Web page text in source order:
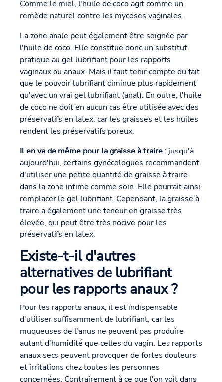
Comme le miel, l'huile de coco agit comme un
remède naturel contre les mycoses vaginales.
La zone anale peut également être soignée par
l'huile de coco. Elle constitue donc un substitut
pratique au gel lubrifiant pour les rapports
vaginaux ou anaux. Mais il faut tenir compte du fait
que le pouvoir lubrifiant diminue plus rapidement
qu'avec un vrai gel lubrifiant (anal). En outre, l'huile
de coco ne doit en aucun cas être utilisée avec des
préservatifs en latex, car les graisses et les huiles
rendent les préservatifs poreux.
Il en va de même pour la graisse à traire : jusqu'à
aujourd'hui, certains gynécologues recommandent
d'utiliser une petite quantité de graisse à traire
dans la zone intime comme soin. Elle pourrait ainsi
remplacer le gel lubrifiant. Cependant, la graisse à
traire a également une teneur en graisse très
élevée, qui peut être très nocive pour les
préservatifs en latex.
Existe-t-il d'autres
alternatives de lubrifiant
pour les rapports anaux ?
Pour les rapports anaux, il est indispensable
d'utiliser suffisamment de lubrifiant, car les
muqueuses de l'anus ne peuvent pas produire
autant d'humidité que celles du vagin. Les rapports
anaux secs peuvent provoquer de fortes douleurs
et irritations chez toutes les personnes
concernées. Contrairement à ce que l'on voit dans